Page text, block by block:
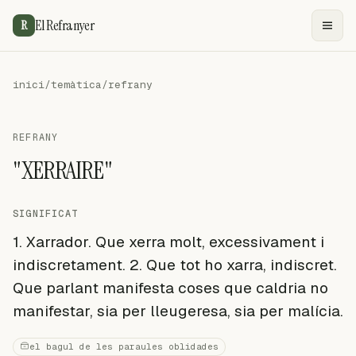
R El Refranyer
inici/temàtica/refrany
REFRANY
"XERRAIRE"
SIGNIFICAT
1. Xarrador. Que xerra molt, excessivament i
indiscretament. 2. Que tot ho xarra, indiscret.
Que parlant manifesta coses que caldria no
manifestar, sia per lleugeresa, sia per malícia.
el bagul de les paraules oblidades